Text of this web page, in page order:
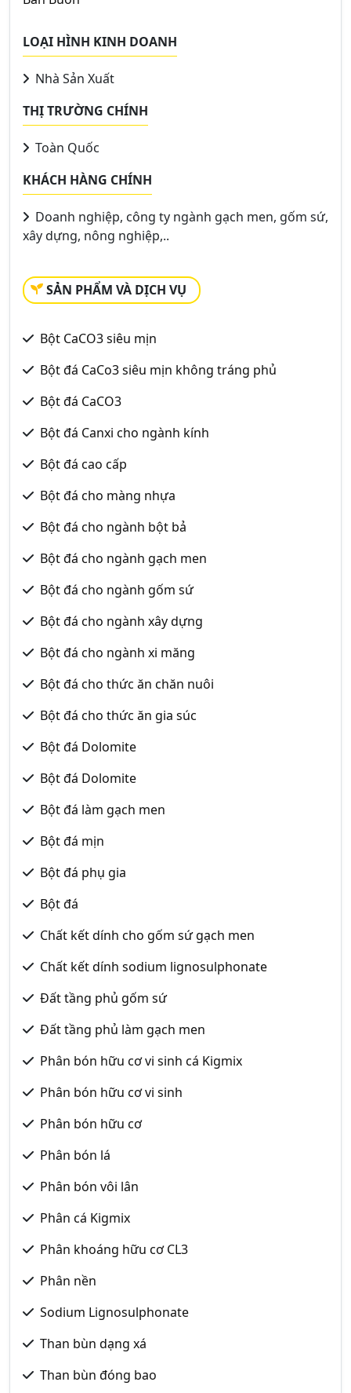
LOẠI HÌNH KINH DOANH
Nhà Sản Xuất
THỊ TRƯỜNG CHÍNH
Toàn Quốc
KHÁCH HÀNG CHÍNH
Doanh nghiệp, công ty ngành gạch men, gốm sứ,
xây dựng, nông nghiệp,..
SẢN PHẨM VÀ DỊCH VỤ
Bột CaCO3 siêu mịn
Bột đá CaCo3 siêu mịn không tráng phủ
Bột đá CaCO3
Bột đá Canxi cho ngành kính
Bột đá cao cấp
Bột đá cho màng nhựa
Bột đá cho ngành bột bả
Bột đá cho ngành gạch men
Bột đá cho ngành gốm sứ
Bột đá cho ngành xây dựng
Bột đá cho ngành xi măng
Bột đá cho thức ăn chăn nuôi
Bột đá cho thức ăn gia súc
Bột đá Dolomite
Bột đá Dolomite
Bột đá làm gạch men
Bột đá mịn
Bột đá phụ gia
Bột đá
Chất kết dính cho gốm sứ gạch men
Chất kết dính sodium lignosulphonate
Đất tầng phủ gốm sứ
Đất tầng phủ làm gạch men
Phân bón hữu cơ vi sinh cá Kigmix
Phân bón hữu cơ vi sinh
Phân bón hữu cơ
Phân bón lá
Phân bón vôi lân
Phân cá Kigmix
Phân khoáng hữu cơ CL3
Phân nền
Sodium Lignosulphonate
Than bùn dạng xá
Than bùn đóng bao